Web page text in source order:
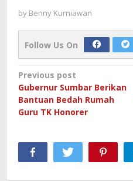
by Benny Kurniawan
Follow Us On
Post
navigation
Previous post
Gubernur Sumbar Berikan
Bantuan Bedah Rumah
Guru TK Honorer